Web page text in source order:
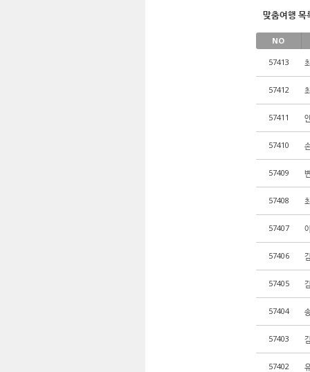
맞춤여행 목
NO
57413
57412
57411
57410
57409
57408
57407
57406
57405
57404
57403
57402